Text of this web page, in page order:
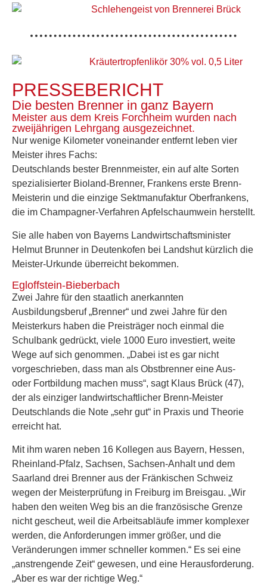
PRESSEBERICHT
Die besten Brenner in ganz Bayern
Meister aus dem Kreis Forchheim wurden nach
zweijährigen Lehrgang ausgezeichnet.
Nur wenige Kilometer voneinander entfernt leben vier
Meister ihres Fachs:
Deutschlands bester Brennmeister, ein auf alte Sorten
spezialisierter Bioland-Brenner, Frankens erste Brenn-
Meisterin und die einzige Sektmanufaktur Oberfrankens,
die im Champagner-Verfahren Apfelschaumwein herstellt.
Sie alle haben von Bayerns Landwirtschaftsminister
Helmut Brunner in Deutenkofen bei Landshut kürzlich die
Meister-Urkunde überreicht bekommen.
Egloffstein-Bieberbach
Zwei Jahre für den staatlich anerkannten
Ausbildungsberuf „Brenner“ und zwei Jahre für den
Meisterkurs haben die Preisträger noch einmal die
Schulbank gedrückt, viele 1000 Euro investiert, weite
Wege auf sich genommen. „Dabei ist es gar nicht
vorgeschrieben, dass man als Obstbrenner eine Aus-
oder Fortbildung machen muss“, sagt Klaus Brück (47),
der als einziger landwirtschaftlicher Brenn-Meister
Deutschlands die Note „sehr gut“ in Praxis und Theorie
erreicht hat.
Mit ihm waren neben 16 Kollegen aus Bayern, Hessen,
Rheinland-Pfalz, Sachsen, Sachsen-Anhalt und dem
Saarland drei Brenner aus der Fränkischen Schweiz
wegen der Meisterprüfung in Freiburg im Breisgau. „Wir
haben den weiten Weg bis an die französische Grenze
nicht gescheut, weil die Arbeitsabläufe immer komplexer
werden, die Anforderungen immer größer, und die
Veränderungen immer schneller kommen.“ Es sei eine
„anstrengende Zeit“ gewesen, und eine Herausforderung.
„Aber es war der richtige Weg.“